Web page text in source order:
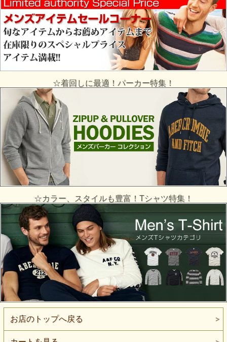
☆着回しに最適！パーカー特集！
☆カラー、スタイルも豊富！Tシャツ特集！
お店のトップへ戻る